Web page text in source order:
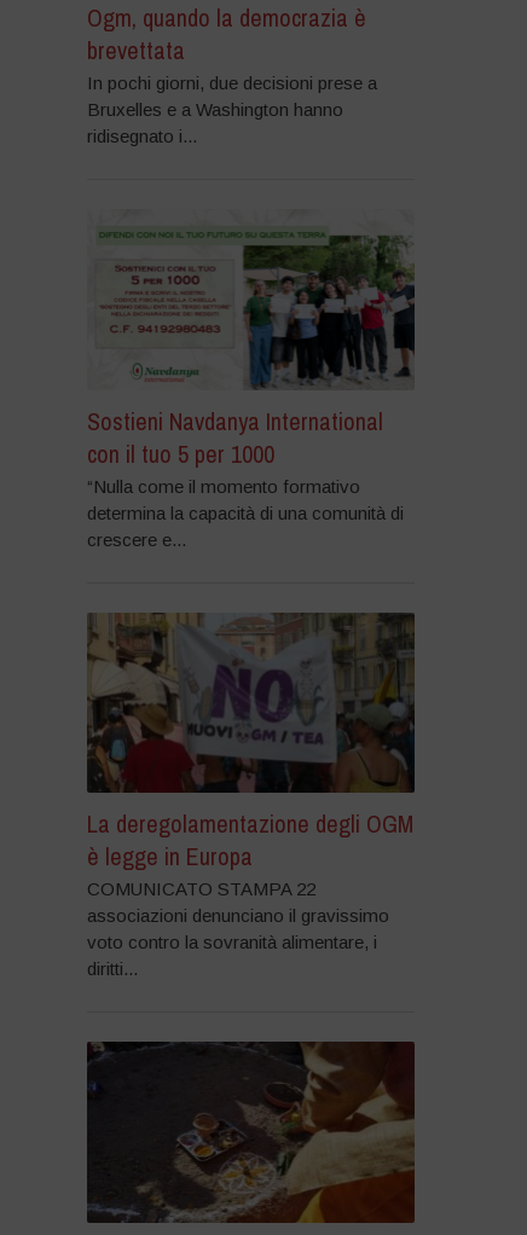
Ogm, quando la democrazia è
brevettata
In pochi giorni, due decisioni prese a
Bruxelles e a Washington hanno
ridisegnato i...
Sostieni Navdanya International
con il tuo 5 per 1000
“Nulla come il momento formativo
determina la capacità di una comunità di
crescere e...
La deregolamentazione degli OGM
è legge in Europa
COMUNICATO STAMPA 22
associazioni denunciano il gravissimo
voto contro la sovranità alimentare, i
diritti...